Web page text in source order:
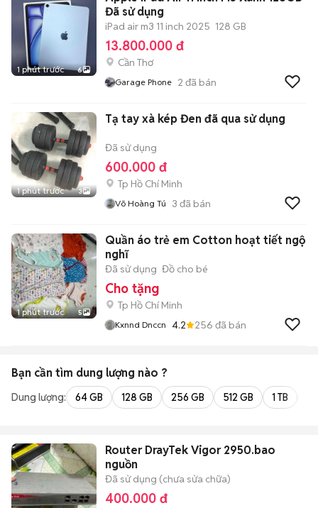
1 phút trước 6
Đã sử dụng
iPad air m3 11 inch 2025 128 GB
13.800.000 đ
Cần Thơ
Garage Phone 2 đã bán
1 phút trước 3
Tạ tay xà kép Đen đã qua sử dụng
Đã sử dụng
600.000 đ
Tp Hồ Chí Minh
Võ Hoàng Tú 3 đã bán
1 phút trước 5
Quần áo trẻ em Cotton hoạt tiết ngộ
nghĩ
Đã sử dụng Đồ cho bé
Cho tặng
Tp Hồ Chí Minh
Kxnnd Dnccn 4.2 256 đã bán
Bạn cần tìm dung lượng nào ?
Dung lượng: 64 GB 128 GB 256 GB 512 GB 1 TB
Router DrayTek Vigor 2950.bao
nguồn
Đã sử dụng (chưa sửa chữa)
400.000 đ